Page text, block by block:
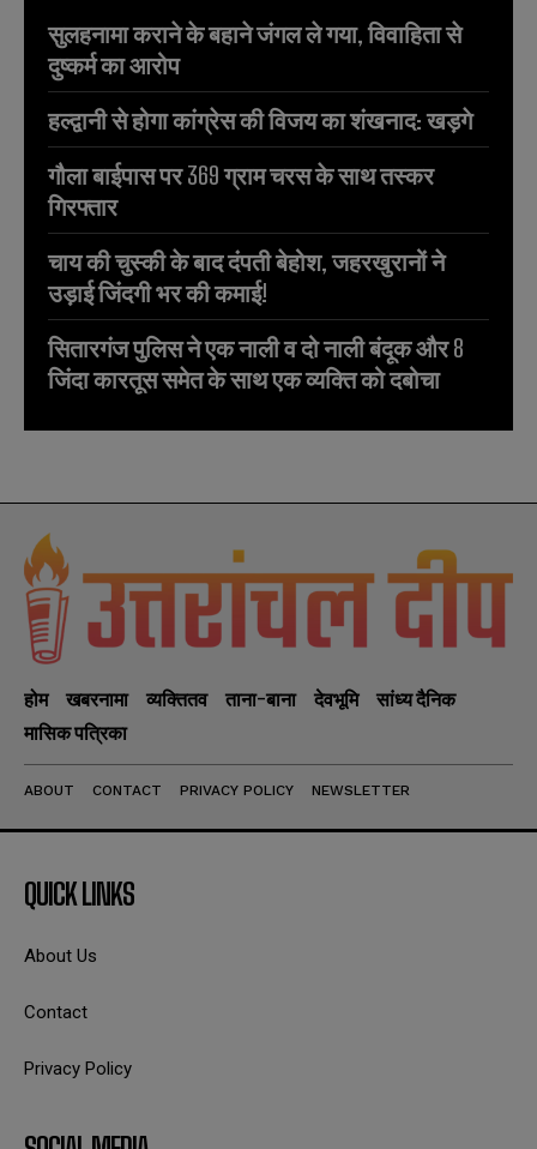
सुलहनामा कराने के बहाने जंगल ले गया, विवाहिता से
दुष्कर्म का आरोप
हल्द्वानी से होगा कांग्रेस की विजय का शंखनाद: खड़गे
गौला बाईपास पर 369 ग्राम चरस के साथ तस्कर
गिरफ्तार
चाय की चुस्की के बाद दंपती बेहोश, जहरखुरानों ने
उड़ाई जिंदगी भर की कमाई!
सितारगंज पुलिस ने एक नाली व दो नाली बंदूक और 8
जिंदा कारतूस समेत के साथ एक व्यक्ति को दबोचा
होम खबरनामा व्यक्तितव ताना-बाना देवभूमि
सांध्य दैनिक
मासिक पत्रिका
ABOUT CONTACT PRIVACY POLICY NEWSLETTER
QUICK LINKS
About Us
Contact
Privacy Policy